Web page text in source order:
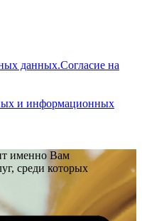
данных.Согласие на
и информационных
именно Вам
среди которых